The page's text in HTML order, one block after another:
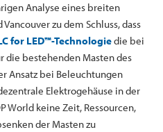
Analyse eines breiten
zu dem Schluss, dass
for LED™-Technologiedie bei
die bestehenden Masten des
Ansatz bei Beleuchtungen
Elektrogehäuse in der
World keine Zeit, Ressourcen,
der Masten zu